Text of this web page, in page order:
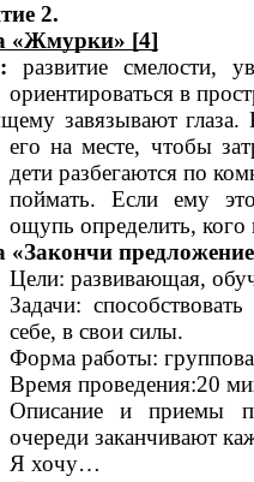
2.
«Жмурки» [4]
: развитие смелости,
ориентироваться в
завязывают глаза.
его на месте, чтобы
дети разбегаются по
поймать. Если ему
ощупь определить, кого
«Закончи
Цели: развивающая,
Задачи:
себе, в свои силы.
Форма работы:
Время проведения:20
Описание и приемы
очереди заканчивают
Я хочу…